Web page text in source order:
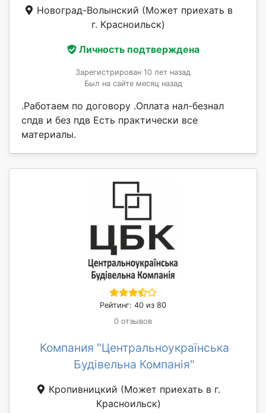
Новоград-Волынский (Может приехать в
г. Красноильск)
Личность подтверждена
Зарегистрирован 10 лет назад
Был на сайте месяц назад
.Работаем по договору .Оплата нал-безнал
спдв и без пдв Есть практически все
материалы.
Рейтинг: 40 из 80
0 отзывов
Компания "Центральноукраїнська
Будівельна Компанія"
Кропивницкий (Может приехать в г.
Красноильск)